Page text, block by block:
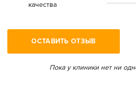
качества
ОСТАВИТЬ ОТЗЫВ
Пока у клиники нет ни